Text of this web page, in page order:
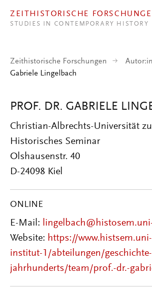
ZEITHISTORISCHE
STUDIES IN CONTEMPORARY HISTORY
Zeithistorische Forschungen
Gabriele Lingelbach
PROF. DR. GABRIELE
Christian-Albrechts-Universität
Historisches Seminar
Olshausenstr. 40
D-24098 Kiel
ONLINE
E-Mail:
Website: https://
institut-1/abteilungen/
jahrhunderts/team/prof.-dr.-